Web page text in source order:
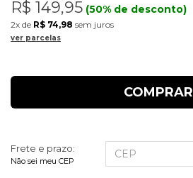
R$ 149,95 (50% de desconto)
2x de R$ 74,98 sem juros
ver parcelas
COMPRAR
Frete e prazo:
Não sei meu CEP